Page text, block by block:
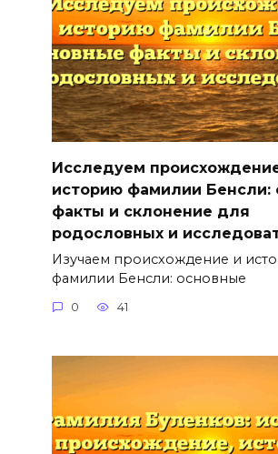
Исследуем
историю фамилии Бенсли:
факты и склонение для
родословных и
Изучаем происхождение и
фамилии Бенсли: основные
0 41